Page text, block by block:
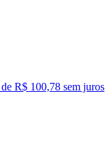
R$ 100,78 sem juros